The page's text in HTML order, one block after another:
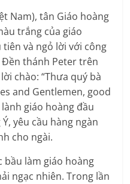
Nam), tân Giáo hoàng
trắng của giáo
và ngỏ lời với công
thánh Peter trên
chào: “Thưa quý bà
and Gentlemen, good
giáo hoàng đầu
yêu cầu hàng ngàn
cho ngài.
bầu làm giáo hoàng
ngạc nhiên. Trong lần